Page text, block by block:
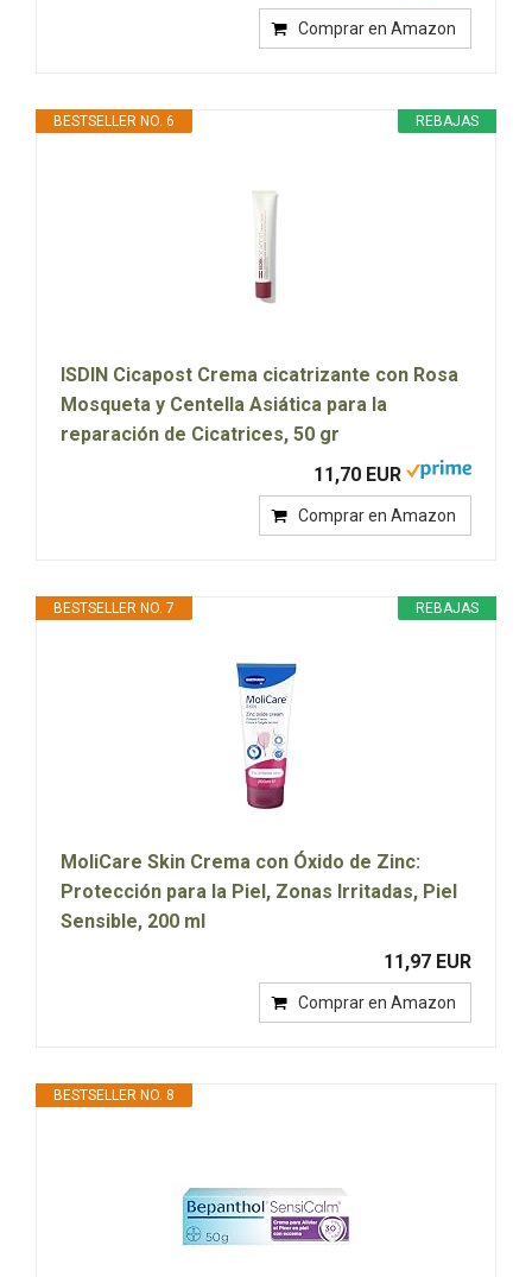
Comprar en Amazon
REBAJAS
BESTSELLER NO. 6
ISDIN Cicapost Crema cicatrizante con Rosa
Mosqueta y Centella Asiática para la
reparación de Cicatrices, 50 gr
11,70 EUR
Comprar en Amazon
REBAJAS
BESTSELLER NO. 7
MoliCare Skin Crema con Óxido de Zinc:
Protección para la Piel, Zonas Irritadas, Piel
Sensible, 200 ml
11,97 EUR
Comprar en Amazon
BESTSELLER NO. 8